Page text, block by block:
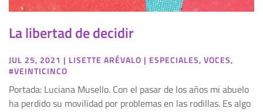
La libertad de decidir
JUL 25, 2021 | LISETTE ARÉVALO | ESPECIALES, VOCES,
#VEINTICINCO
Portada: Luciana Musello. Con el pasar de los años mi abuelo
ha perdido su movilidad por problemas en las rodillas. Es algo